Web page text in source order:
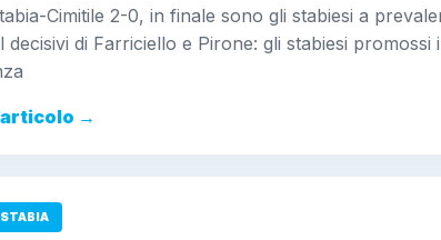
Cimitile 2-0, in finale sono gli stabiesi a
decisivi di Farriciello e Pirone: gli stabiesi promossi
→